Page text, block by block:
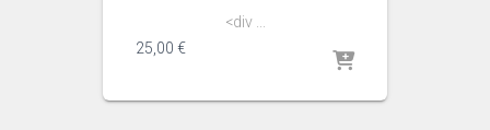
<div ...
25,00 €